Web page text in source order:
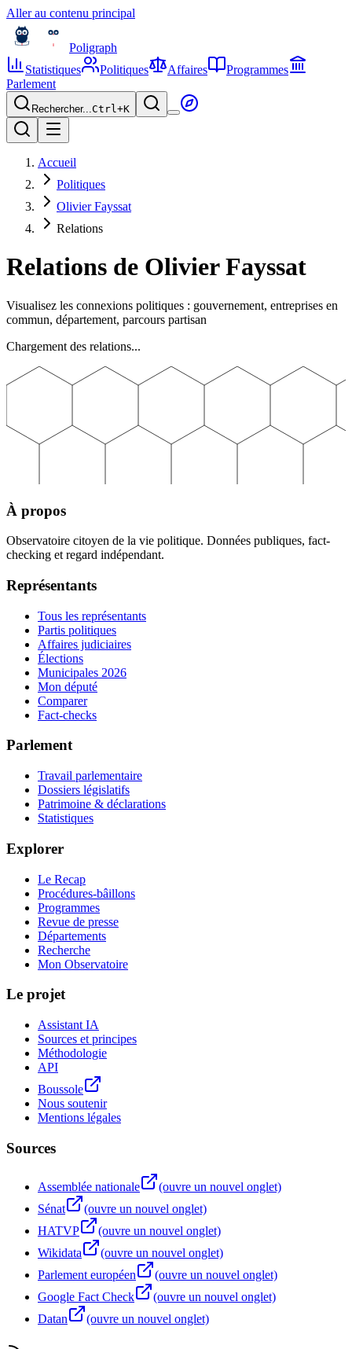
Aller au contenu principal
Poligraph
Statistiques
Politiques Affaires
Programmes
Parlement
Rechercher...Ctrl+K
Accueil
Politiques
Olivier Fayssat
Relations
Relations de Olivier Fayssat
Visualisez les connexions politiques : gouvernement, entreprises en
commun, département, parcours partisan
Chargement des relations...
À propos
Observatoire citoyen de la vie politique. Données publiques, fact-
checking et regard indépendant.
Représentants
Tous les représentants
Partis politiques
Affaires judiciaires
Élections
Municipales 2026
Mon député
Comparer
Fact-checks
Parlement
Travail parlementaire
Dossiers législatifs
Patrimoine & déclarations
Statistiques
Explorer
Le Recap
Procédures-bâillons
Programmes
Revue de presse
Départements
Recherche
Mon Observatoire
Le projet
Assistant IA
Sources et principes
Méthodologie
API
Boussole
Nous soutenir
Mentions légales
Sources
Assemblée nationale
(ouvre un nouvel onglet)
Sénat
(ouvre un nouvel onglet)
HATVP
(ouvre un nouvel onglet)
Wikidata
(ouvre un nouvel onglet)
Parlement européen
(ouvre un nouvel onglet)
Google Fact Check
(ouvre un nouvel onglet)
Datan
(ouvre un nouvel onglet)